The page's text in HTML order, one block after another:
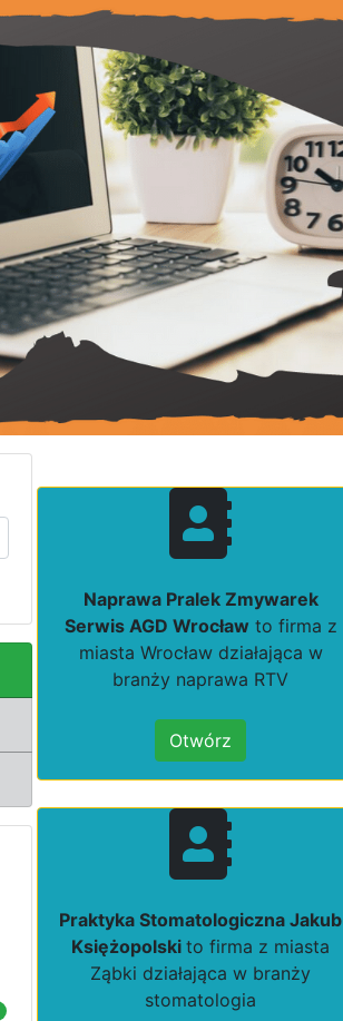
Naprawa Pralek Zmywarek
Serwis AGD Wrocław to firma z
miasta Wrocław działająca w
branży naprawa RTV
Otwórz
Praktyka Stomatologiczna Jakub
Księżopolskito firma z miasta
Ząbki działająca w branży
stomatologia